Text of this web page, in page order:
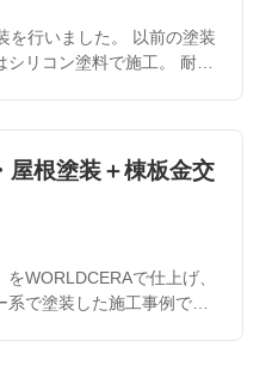
を行いました。 以前の塗装
シリコン塗料で施工。 耐久
屋根塗装＋棟板金交
WORLDCERAで仕上げ、
系で塗装した施工事例で